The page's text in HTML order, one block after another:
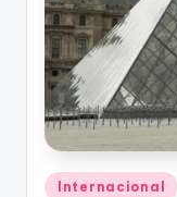
Publicado
Internacional